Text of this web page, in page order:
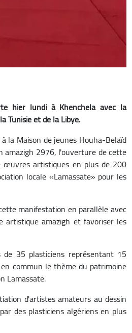
hier lundi à Khenchela avec la
Tunisie et de la Libye.
la Maison de jeunes Houha-Belaïd
amazigh 2976, l'ouverture de cette
artistiques en plus de 200
locale «Lamassate» pour les
manifestation en parallèle avec
artistique amazigh et favoriser les
35 plasticiens représentant 15
commun le thème du patrimoine
Lamassate.
d'artistes amateurs au dessin
des plasticiens algériens en plus